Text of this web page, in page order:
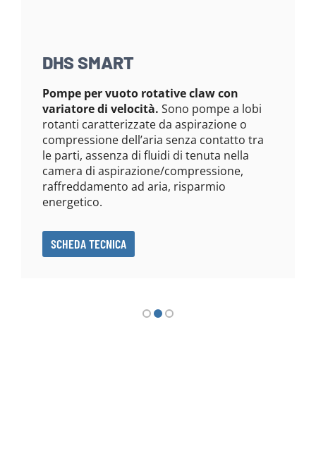
DHS SMART
Pompe per vuoto rotative claw con
variatore di velocità. Sono pompe a lobi
rotanti caratterizzate da aspirazione o
compressione dell’aria senza contatto tra
le parti, assenza di fluidi di tenuta nella
camera di aspirazione/compressione,
raffreddamento ad aria, risparmio
energetico.
SCHEDA TECNICA